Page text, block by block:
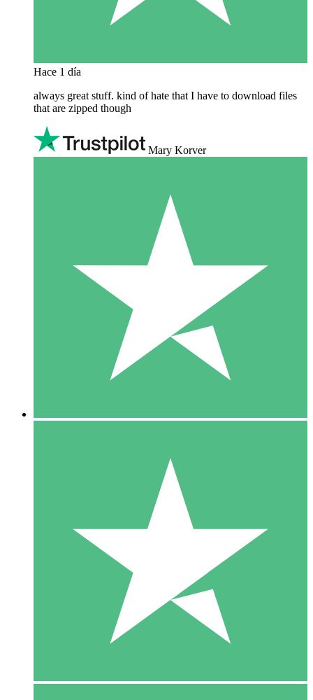
Hace 1 día
always great stuff. kind of hate that I have to download files
that are zipped though
Mary Korver